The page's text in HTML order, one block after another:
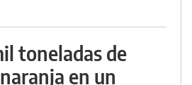
toneladas de
en un